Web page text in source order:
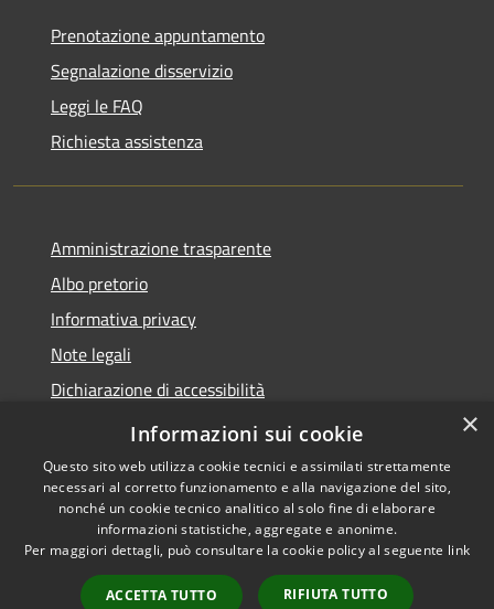
Prenotazione appuntamento
Segnalazione disservizio
Leggi le FAQ
Richiesta assistenza
Amministrazione trasparente
Albo pretorio
Informativa privacy
Note legali
Dichiarazione di accessibilità
Obiettivi di accessibilità
Accessibilità
Copyright © 2026 • Comune di
Marmirolo • Powered by
Municipium•
Accesso
×
Informazioni sui cookie
Questo sito web utilizza cookie tecnici e assimilati strettamente
necessari al corretto funzionamento e alla navigazione del sito,
nonché un cookie tecnico analitico al solo fine di elaborare
informazioni statistiche, aggregate e anonime.
Per maggiori dettagli, può consultare la cookie policy al seguente link
ACCETTA TUTTO RIFIUTA TUTTO